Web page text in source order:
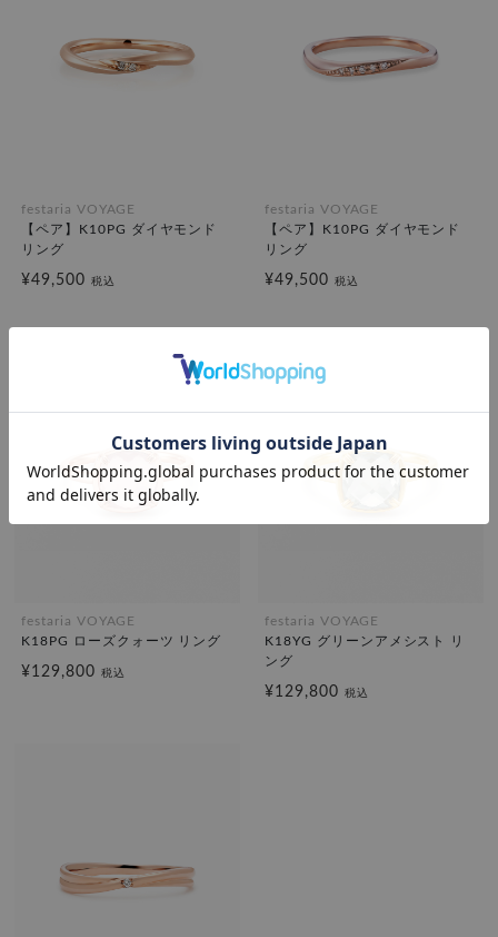
festaria VOYAGE
【ペア】K10PG ダイヤモンド
リング
¥49,500 税込
festaria VOYAGE
【ペア】K10PG ダイヤモンド
リング
¥49,500 税込
festaria VOYAGE
K18PG ローズクォーツ リング
¥129,800 税込
festaria VOYAGE
K18YG グリーンアメシスト リ
ング
¥129,800 税込